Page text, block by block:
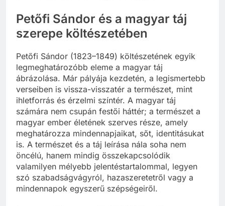
Petőfi Sándor és a magyar táj
szerepe költészetében
Petőfi Sándor (1823–1849) költészetének egyik
legmeghatározóbb eleme a magyar táj
ábrázolása. Már pályája kezdetén, a legismertebb
verseiben is vissza-visszatér a természet, mint
ihletforrás és érzelmi színtér. A magyar táj
számára nem csupán festői háttér; a természet a
magyar ember életének szerves része, amely
meghatározza mindennapjaikat, sőt, identitásukat
is. A természet és a táj leírása nála soha nem
öncélú, hanem mindig összekapcsolódik
valamilyen mélyebb jelentéstartalommal, legyen
szó szabadságvágyról, hazaszeretetről vagy a
mindennapok egyszerű szépségeiről.